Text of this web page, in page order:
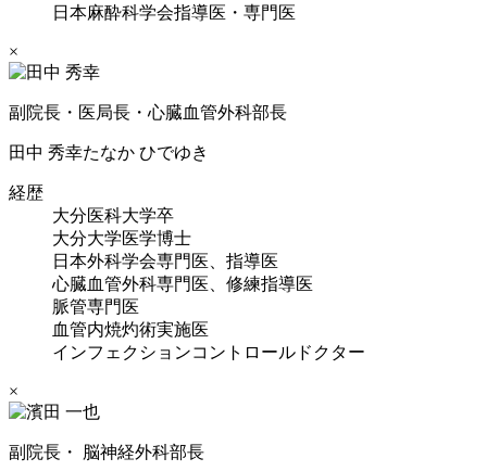
日本麻酔科学会指導医・専門医
×
副院長・医局長・心臓血管外科部長
田中 秀幸たなか ひでゆき
経歴
大分医科大学卒
大分大学医学博士
日本外科学会専門医、指導医
心臓血管外科専門医、修練指導医
脈管専門医
血管内焼灼術実施医
インフェクションコントロールドクター
×
副院長・ 脳神経外科部長